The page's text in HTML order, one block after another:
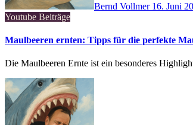
Bernd Vollmer 16. Juni
Youtube Beiträge
Maulbeeren ernten: Tipps für die perfekte
Die Maulbeeren Ernte ist ein besonderes